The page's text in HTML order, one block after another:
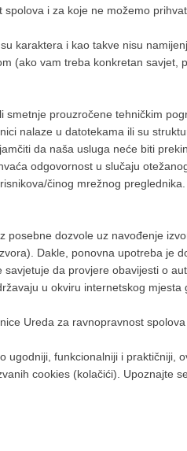
i za koje ne možemo
karaktera i kao takve nisu
(ako vam treba konkretan savjet,
smetnje prouzročene tehničkim
nalaze u datotekama ili su
da naša usluga neće biti
odgovornost u slučaju
činog mrežnog
posebne dozvole uz navođenje
Dakle, ponovna upotreba je
da provjere obavijesti o
u okviru internetskog mjesta
Ureda za ravnopravnost spolova
ugodniji, funkcionalniji i praktičniji,
cookies (kolačići). Upoznajte